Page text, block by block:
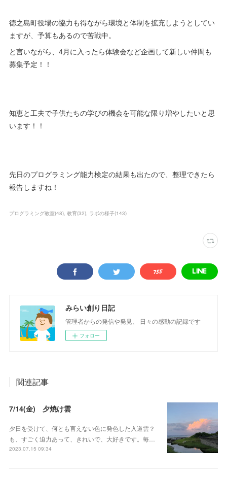
徳之島町役場の協力も得ながら環境と体制を拡充しようとしてい
ますが、予算もあるので苦戦中。
と言いながら、4月に入ったら体験会など企画して新しい仲間も
募集予定！！
知恵と工夫で子供たちの学びの機会を可能な限り増やしたいと思
います！！
先日のプログラミング能力検定の結果も出たので、整理できたら
報告しますね！
プログラミング教室(48) 教育(32) ラボの様子(143)
みらい創り日記
管理者からの発信や発見、 日々の感動の記録です
フォロー
関連記事
7/14(金) 夕焼け雲
夕日を受けて、何とも言えない色に発色した入道雲？
も、すごく迫力あって、きれいで、大好きです。毎…
2023.07.15 09:34